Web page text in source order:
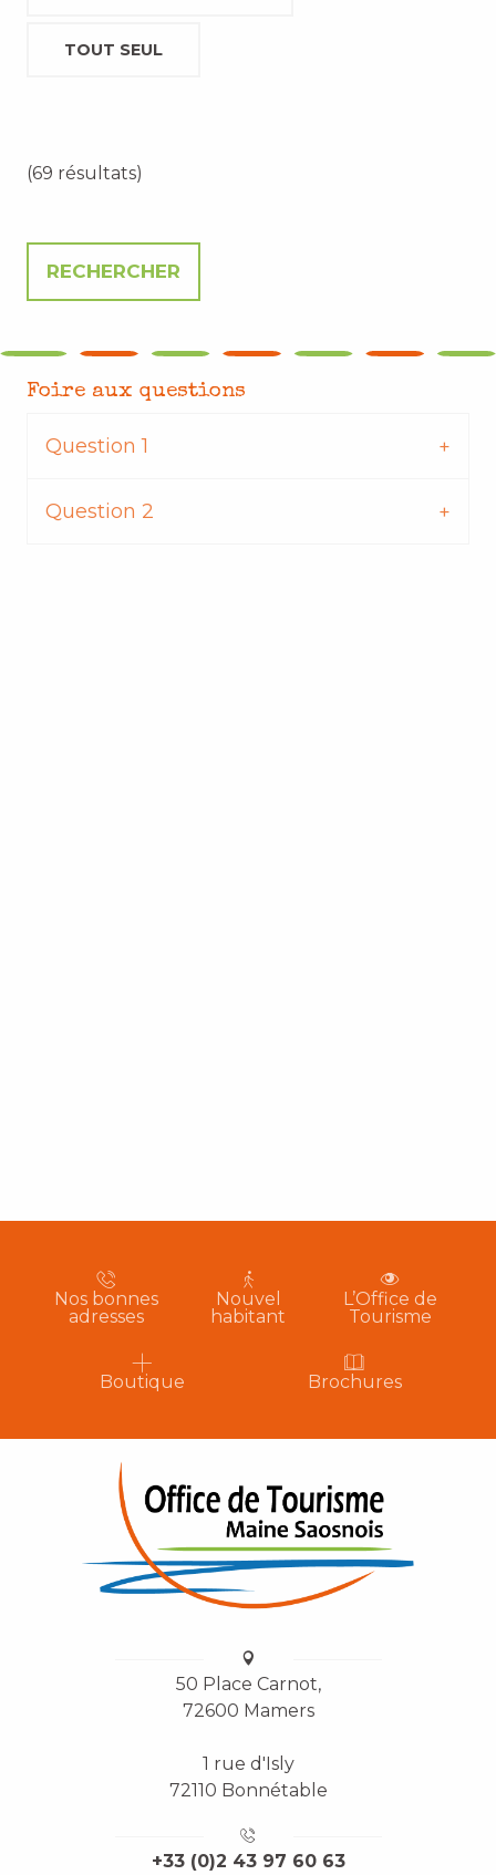
TOUT SEUL
(69 résultats)
Foire aux questions
Question 1
Question 2
Nos bonnes
adresses
Nouvel
habitant
L’Office de
Tourisme
Boutique Brochures
50 Place Carnot,
72600 Mamers
1 rue d'Isly
72110 Bonnétable
+33 (0)2 43 97 60 63